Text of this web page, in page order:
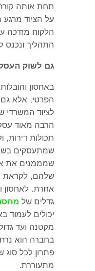
תחת אותה
על הציוד
הלקוח מזדכה
התהליך ונכנס
גם לשוק
באחסון
הפרטי, אלא
לציוד המשרדי
הרבה מאוד
תכולות דירות,
שמתעסקים
שמממנים את
שלהם, לקראת
אחרת. לאחסון
גדלים של
יכולים לעמוד
מקטנה ועד
בחברה הוא
פתרון לכל סוג
מתעוררת.